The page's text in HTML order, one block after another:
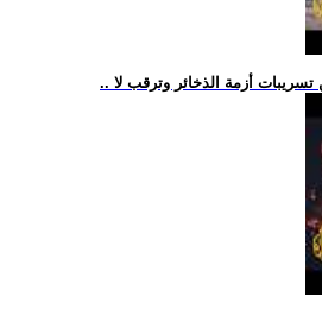
أزمة الذخائر وترقب لا